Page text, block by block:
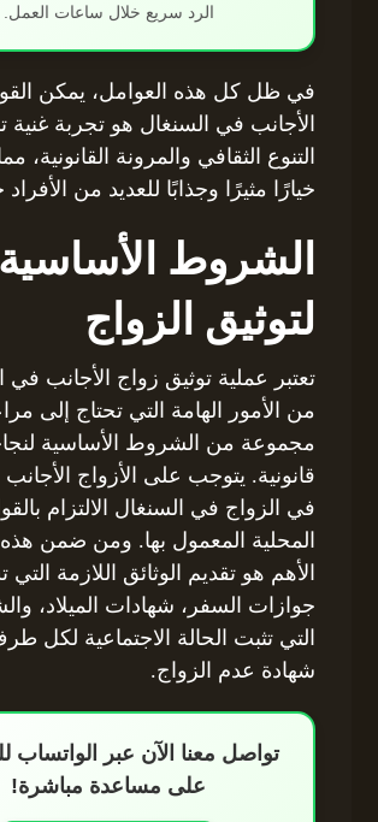
الرد سريع خلال ساعات العمل.
في ظل كل هذه العوامل، يمكن
الأجانب في السنغال هو تجربة غنية
التنوع الثقافي والمرونة القانونية،
خيارًا مثيرًا وجذابًا للعديد من
الشروط الأساسية
لتوثيق الزواج
تعتبر عملية توثيق زواج الأجانب في
من الأمور الهامة التي تحتاج إلى
مجموعة من الشروط الأساسية
قانونية. يتوجب على الأزواج الأجانب
في الزواج في السنغال الالتزام
المحلية المعمول بها. ومن ضمن
الأهم هو تقديم الوثائق اللازمة
جوازات السفر، شهادات الميلاد،
التي تثبت الحالة الاجتماعية لكل
شهادة عدم الزواج.
تواصل معنا الآن عبر الواتساب
على مساعدة مباشرة!